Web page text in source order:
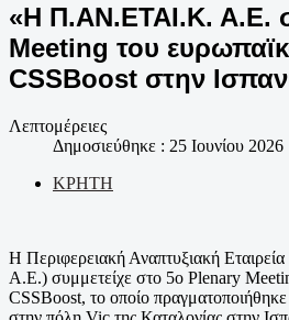
«Η Π.ΑΝ.ΕΤΑΙ.Κ. Α.Ε.
Meeting του
CSSBoost στην
Λεπτομέρειες
Δημοσιεύθηκε : 25 Ιουνίου 2026
ΚΡΗΤΗ
Η Περιφερειακή Αναπτυξιακή
Α.Ε.) συμμετείχε στο 5ο Plenary
CSSBoost, το οποίο πραγματοποιήθηκε